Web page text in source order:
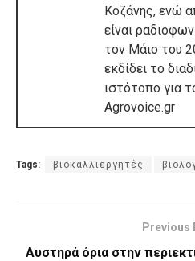
Κοζάνης, ενώ
είναι
τον Μάιο του
εκδίδει το
ιστότοπο για
Agrovoice.gr
Tags: βιοκαλλιεργητές
Previous
Αυστηρά όρια στην